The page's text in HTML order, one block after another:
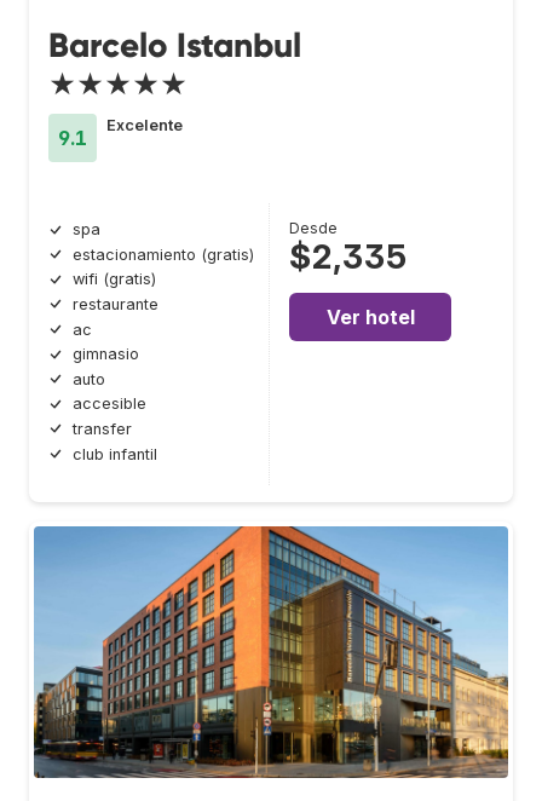
Barcelo Istanbul
★★★★★
9.1
Excelente
spa
estacionamiento (gratis)
wifi (gratis)
restaurante
ac
gimnasio
auto
accesible
transfer
club infantil
Desde
$2,335
Ver hotel